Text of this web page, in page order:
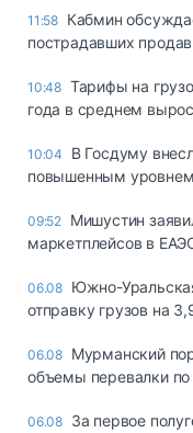
11:58 Кабмин
пострадавших
10:48 Тарифы на
года в среднем
10:04
В Госдуму
повышенным уровнем
09:52 Мишустин
маркетплейсов в
06.08 Южно-
отправку грузов на
06.08 Мурманский
объемы перевалки по
06.08 За первое